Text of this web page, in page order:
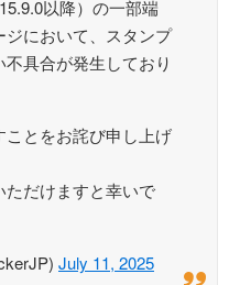
以降）の一部端
において、スタンプ
具合が発生しており
とをお詫び申し上げ
だけますと幸いで
July 11, 2025